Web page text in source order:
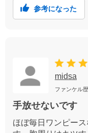
参考になった
midsa
ファンケル歴
手放せないです
ほぼ毎日ワンピー